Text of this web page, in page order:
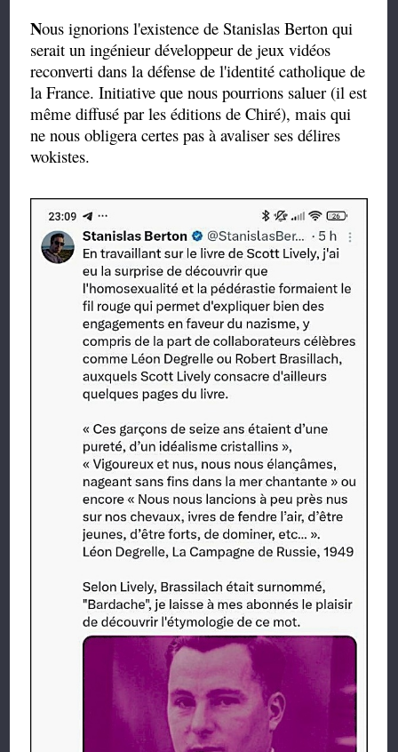
Nous ignorions l'existence de Stanislas Berton qui
serait un ingénieur développeur de jeux vidéos
reconverti dans la défense de l'identité catholique de
la France. Initiative que nous pourrions saluer (il est
même diffusé par les éditions de Chiré), mais qui
ne nous obligera certes pas à avaliser ses délires
wokistes.